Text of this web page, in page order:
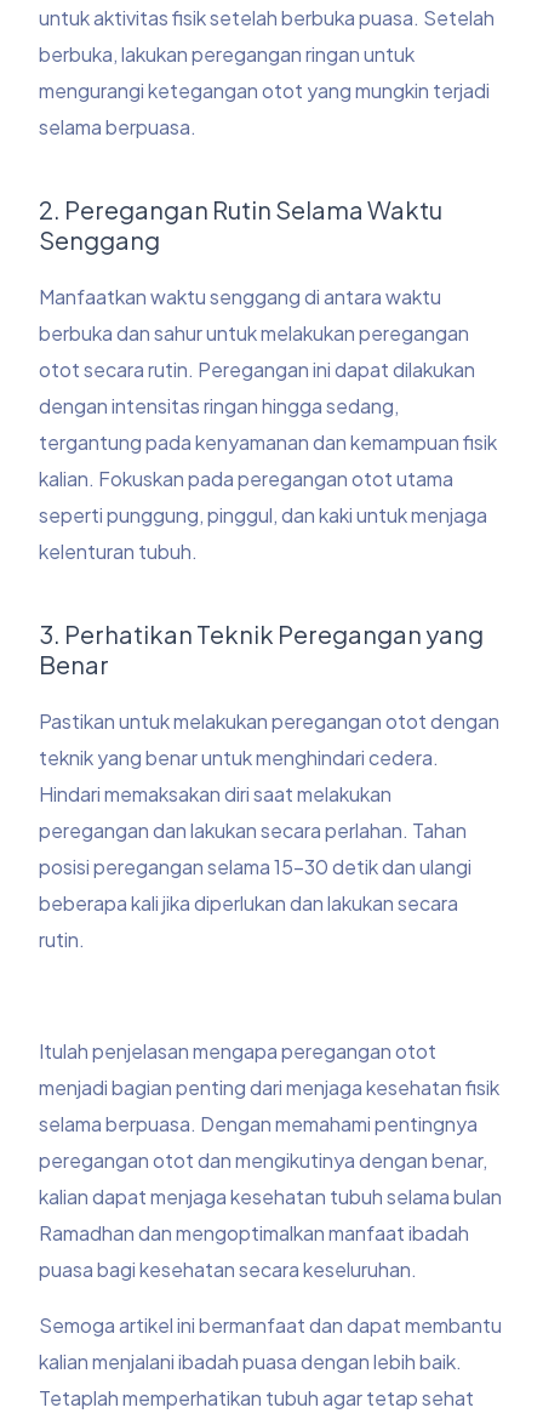
untuk aktivitas fisik setelah berbuka puasa. Setelah
berbuka, lakukan peregangan ringan untuk
mengurangi ketegangan otot yang mungkin terjadi
selama berpuasa.
2. Peregangan Rutin Selama Waktu
Senggang
Manfaatkan waktu senggang di antara waktu
berbuka dan sahur untuk melakukan peregangan
otot secara rutin. Peregangan ini dapat dilakukan
dengan intensitas ringan hingga sedang,
tergantung pada kenyamanan dan kemampuan fisik
kalian. Fokuskan pada peregangan otot utama
seperti punggung, pinggul, dan kaki untuk menjaga
kelenturan tubuh.
3. Perhatikan Teknik Peregangan yang
Benar
Pastikan untuk melakukan peregangan otot dengan
teknik yang benar untuk menghindari cedera.
Hindari memaksakan diri saat melakukan
peregangan dan lakukan secara perlahan. Tahan
posisi peregangan selama 15-30 detik dan ulangi
beberapa kali jika diperlukan dan lakukan secara
rutin.
Itulah penjelasan mengapa peregangan otot
menjadi bagian penting dari menjaga kesehatan fisik
selama berpuasa. Dengan memahami pentingnya
peregangan otot dan mengikutinya dengan benar,
kalian dapat menjaga kesehatan tubuh selama bulan
Ramadhan dan mengoptimalkan manfaat ibadah
puasa bagi kesehatan secara keseluruhan.
Semoga artikel ini bermanfaat dan dapat membantu
kalian menjalani ibadah puasa dengan lebih baik.
Tetaplah memperhatikan tubuh agar tetap sehat